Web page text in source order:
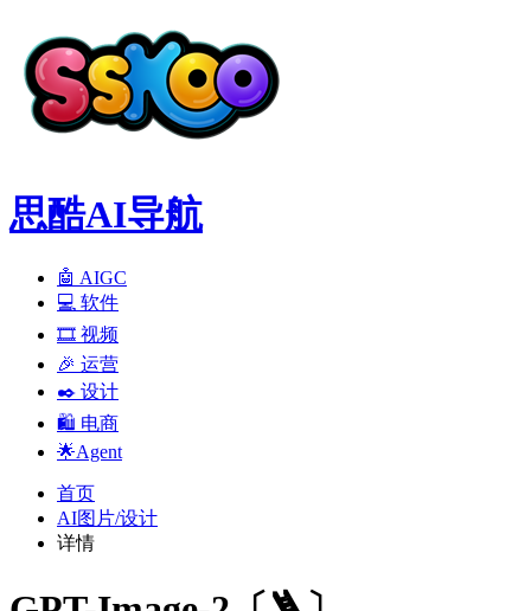
思酷AI导航
🤖 AIGC
💻️ 软件
🎞️ 视频
🎉 运营
✒️ 设计
🛍️ 电商
🌟Agent
首页
AI图片/设计
详情